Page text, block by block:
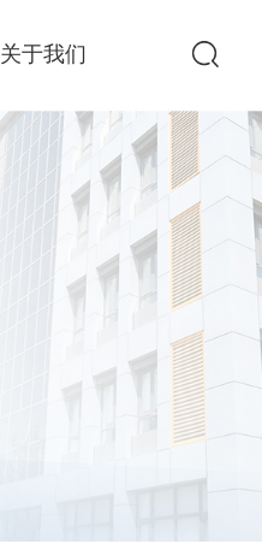
关于我们